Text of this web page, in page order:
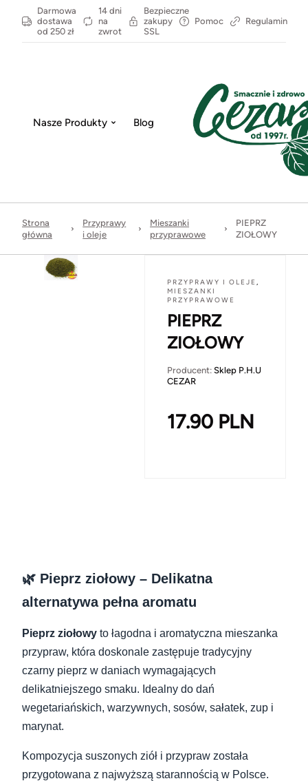
Darmowa
dostawa
od 250 zł
14 dni
na
zwrot
Bezpieczne
zakupy
SSL
Pomoc Regulamin
Nasze Produkty Blog
Strona
główna
Przyprawy
i oleje
Mieszanki
przyprawowe
PIEPRZ
ZIOŁOWY
PRZYPRAWY I OLEJE ,
MIESZANKI
PRZYPRAWOWE
PIEPRZ
ZIOŁOWY
Producent: Sklep P.H.U
CEZAR
17.90PLN
🌿 Pieprz ziołowy – Delikatna
alternatywa pełna aromatu
Pieprz ziołowy to łagodna i aromatyczna mieszanka
przypraw, która doskonale zastępuje tradycyjny
czarny pieprz w daniach wymagających
delikatniejszego smaku. Idealny do dań
wegetariańskich, warzywnych, sosów, sałatek, zup i
marynat.
Kompozycja suszonych ziół i przypraw została
przygotowana z najwyższą starannością w Polsce.